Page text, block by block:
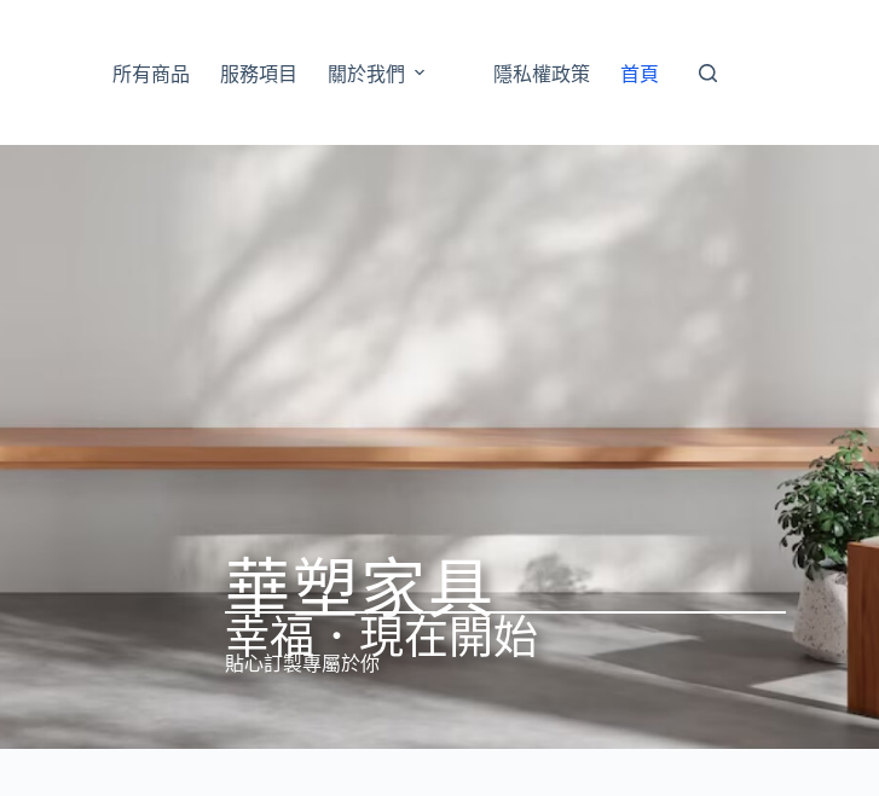
所有商品 服務項目 關於我們 隱私權政策 首頁
華塑家具
幸福．現在開始
貼心訂製專屬於你